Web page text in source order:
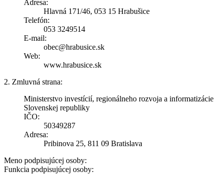
Adresa:
Hlavná 171/46, 053 15 Hrabušice
Telefón:
053 3249514
E-mail:
obec@hrabusice.sk
Web:
www.hrabusice.sk
2. Zmluvná strana:
Ministerstvo investícií, regionálneho rozvoja a informatizácie
Slovenskej republiky
IČO:
50349287
Adresa:
Pribinova 25, 811 09 Bratislava
Meno podpisujúcej osoby:
Funkcia podpisujúcej osoby: